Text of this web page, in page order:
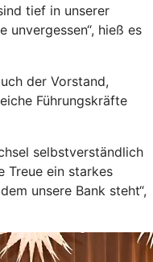
tief in unserer
unvergessen“, hieß es
der Vorstand,
Führungskräfte
selbstverständlich
Treue ein starkes
unsere Bank steht“,